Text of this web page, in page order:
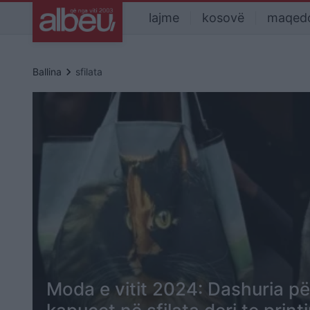
lajme kosovë
Ballina keyboard_arrow_right sfilata
Moda e vitit 2024: Dashuria